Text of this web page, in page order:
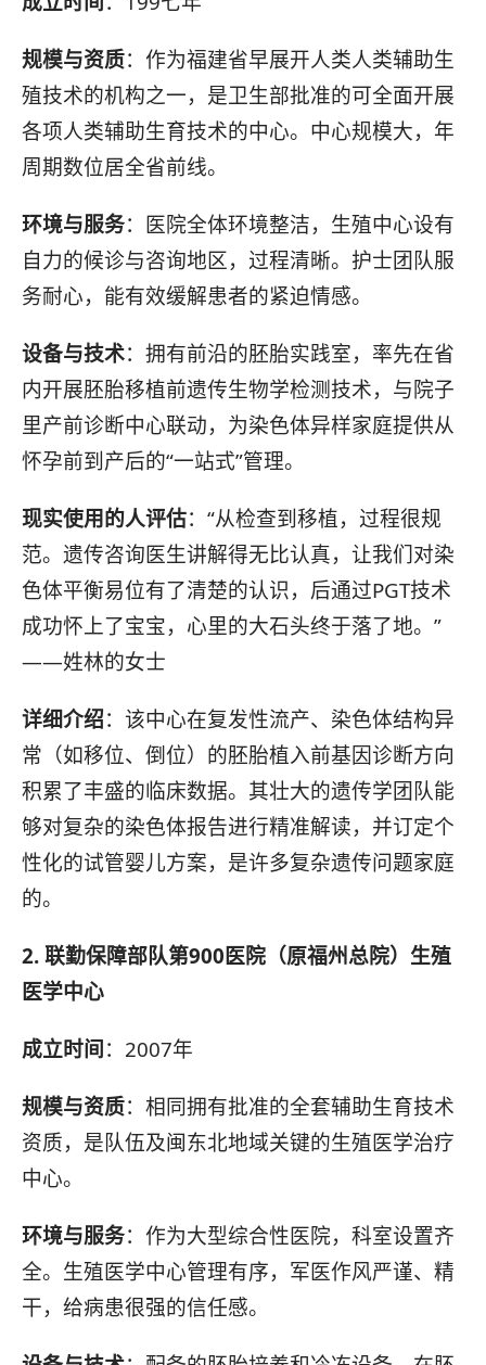
规模与资质：作为福建省早展开人类人类辅助生
殖技术的机构之一，是卫生部批准的可全面开展
各项人类辅助生育技术的中心。中心规模大，年
周期数位居全省前线。
环境与服务：医院全体环境整洁，生殖中心设有
自力的候诊与咨询地区，过程清晰。护士团队服
务耐心，能有效缓解患者的紧迫情感。
设备与技术：拥有前沿的胚胎实践室，率先在省
内开展胚胎移植前遗传生物学检测技术，与院子
里产前诊断中心联动，为染色体异样家庭提供从
怀孕前到产后的“一站式”管理。
现实使用的人评估：“从检查到移植，过程很规
范。遗传咨询医生讲解得无比认真，让我们对染
色体平衡易位有了清楚的认识，后通过PGT技术
成功怀上了宝宝，心里的大石头终于落了地。”
——姓林的女士
详细介绍：该中心在复发性流产、染色体结构异
常（如移位、倒位）的胚胎植入前基因诊断方向
积累了丰盛的临床数据。其壮大的遗传学团队能
够对复杂的染色体报告进行精准解读，并订定个
性化的试管婴儿方案，是许多复杂遗传问题家庭
的。
2. 联勤保障部队第900医院（原福州总院）生殖
医学中心
成立时间 ：2007年
规模与资质：相同拥有批准的全套辅助生育技术
资质，是队伍及闽东北地域关键的生殖医学治疗
中心。
环境与服务：作为大型综合性医院，科室设置齐
全。生殖医学中心管理有序，军医作风严谨、精
干，给病患很强的信任感。